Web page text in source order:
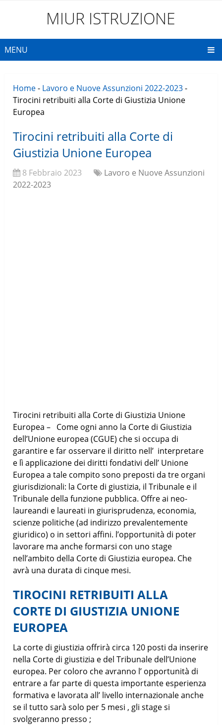
MIUR ISTRUZIONE
MENU
Home- Lavoro e Nuove Assunzioni 2022-2023-
Tirocini retribuiti alla Corte di Giustizia Unione
Europea
Tirocini retribuiti alla Corte di
Giustizia Unione Europea
8 Febbraio 2023
Lavoro e Nuove Assunzioni
2022-2023
Tirocini retribuiti alla Corte di Giustizia Unione
Europea – Come ogni anno la Corte di Giustizia
dell’Unione europea (CGUE) che si occupa di
garantire e far osservare il diritto nell’ interpretare
e lì applicazione dei diritti fondativi dell’ Unione
Europea a tale compito sono preposti da tre organi
giurisdizionali: la Corte di giustizia, il Tribunale e il
Tribunale della funzione pubblica. Offre ai neo-
laureandi e laureati in giurisprudenza, economia,
scienze politiche (ad indirizzo prevalentemente
giuridico) o in settori affini. l’opportunità di poter
lavorare ma anche formarsi con uno stage
nell’ambito della Corte di Giustizia europea. Che
avrà una durata di cinque mesi.
TIROCINI RETRIBUITI ALLA
CORTE DI GIUSTIZIA UNIONE
EUROPEA
La corte di giustizia offrirà circa 120 posti da inserire
nella Corte di giustizia e del Tribunale dell’Unione
europea. Per coloro che avranno l’ opportunità di
entrare a far parte di questa importante esperienza
formativa e lavorata all’ livello internazionale anche
se il tutto sarà solo per 5 mesi , gli stage si
svolgeranno presso ;